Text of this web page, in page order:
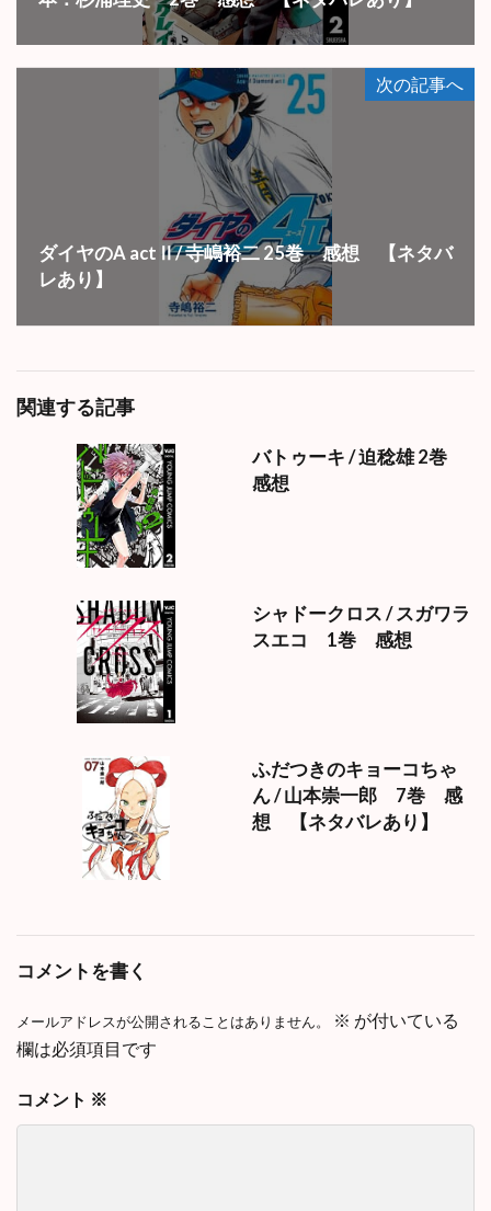
次の記事へ
ダイヤのA actⅡ/ 寺嶋裕二 25巻 感想 【ネタバ
レあり】
関連する記事
バトゥーキ / 迫稔雄 2巻
感想
シャドークロス / スガワラ
スエコ 1巻 感想
ふだつきのキョーコちゃ
ん / 山本崇一郎 7巻 感
想 【ネタバレあり】
コメントを書く
メールアドレスが公開されることはありません。 ※ が付いている
欄は必須項目です
コメント ※